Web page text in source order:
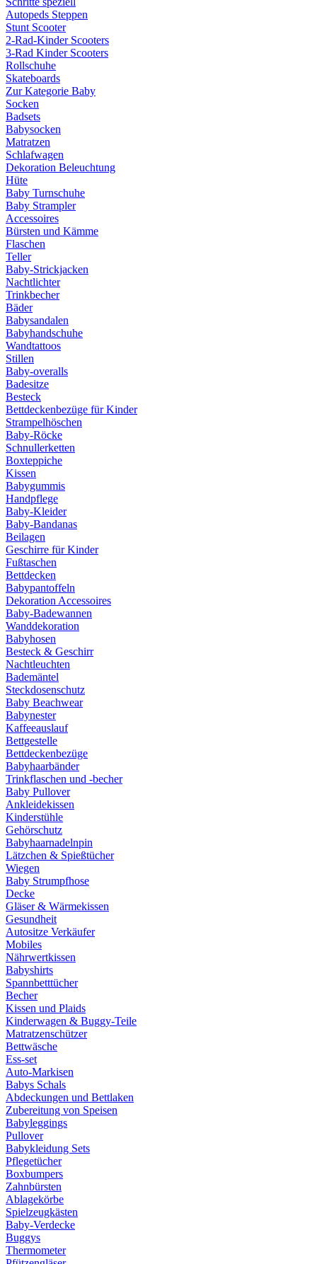
Autopeds Steppen
Stunt Scooter
2-Rad-Kinder Scooters
3-Rad Kinder Scooters
Rollschuhe
Skateboards
Zur Kategorie Baby
Socken
Badsets
Babysocken
Matratzen
Schlafwagen
Dekoration Beleuchtung
Hüte
Baby Turnschuhe
Baby Strampler
Accessoires
Bürsten und Kämme
Flaschen
Teller
Baby-Strickjacken
Nachtlichter
Trinkbecher
Bäder
Babysandalen
Babyhandschuhe
Wandtattoos
Stillen
Baby-overalls
Badesitze
Besteck
Bettdeckenbezüge für Kinder
Strampelhöschen
Baby-Röcke
Schnullerketten
Boxteppiche
Kissen
Babygummis
Handpflege
Baby-Kleider
Baby-Bandanas
Beilagen
Geschirre für Kinder
Fußtaschen
Bettdecken
Babypantoffeln
Dekoration Accessoires
Baby-Badewannen
Wanddekoration
Babyhosen
Besteck & Geschirr
Nachtleuchten
Bademäntel
Steckdosenschutz
Baby Beachwear
Babynester
Kaffeeauslauf
Bettgestelle
Bettdeckenbezüge
Babyhaarbänder
Trinkflaschen und -becher
Baby Pullover
Ankleidekissen
Kinderstühle
Gehörschutz
Babyhaarnadelnpin
Lätzchen & Spießtücher
Wiegen
Baby Strumpfhose
Decke
Gläser & Wärmekissen
Gesundheit
Autositze Verkäufer
Mobiles
Nährwertkissen
Babyshirts
Spannbetttücher
Becher
Kissen und Plaids
Kinderwagen & Buggy-Teile
Matratzenschützer
Bettwäsche
Ess-set
Auto-Markisen
Babys Schals
Abdeckungen und Bettlaken
Zubereitung von Speisen
Babyleggings
Pullover
Babykleidung Sets
Pflegetücher
Boxbumpers
Zahnbürsten
Ablagekörbe
Spielzeugkästen
Baby-Verdecke
Buggys
Thermometer